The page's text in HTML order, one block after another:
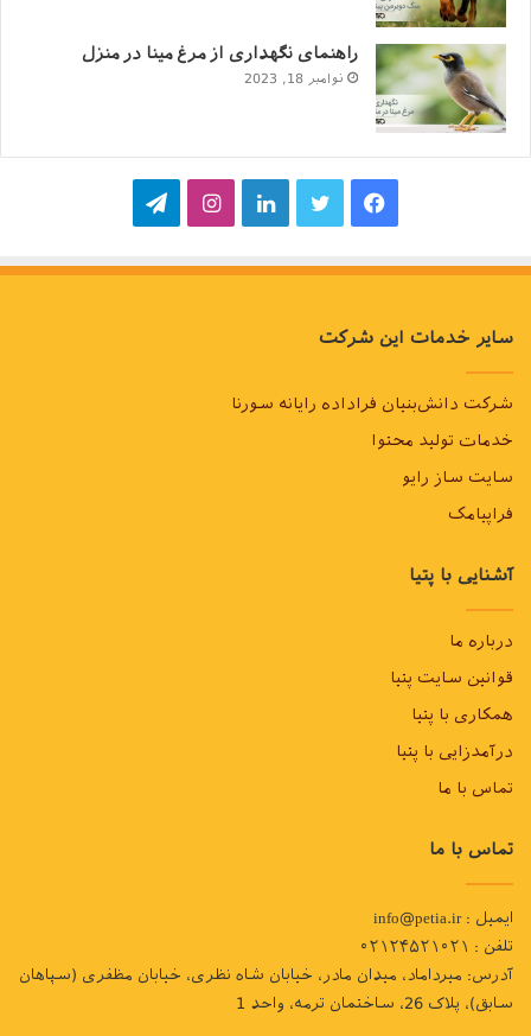
راهنمای نگهداری از مرغ مینا در منزل
نوامبر 18, 2023
فیسبوکتوییترلینکدایناینستاگرام
تلگرام
سایر خدمات این شرکت
شرکت دانش‌بنیان فراداده رایانه سورنا
خدمات تولید محتوا
سایت ساز رایو
فراپیامک
آشنایی با پتیا
درباره ما
قوانین سایت پتیا
همکاری با پتیا
درآمدزایی با پتیا
تماس با ما
تماس با ما
ایمیل : info@petia.ir
تلفن : ۰۲۱۲۴۵۲۱۰۲۱
آدرس: میرداماد، میدان مادر، خیابان شاه نظری، خیابان مظفری (سپاهان
سابق)، پلاک 26، ساختمان ترمه، واحد 1